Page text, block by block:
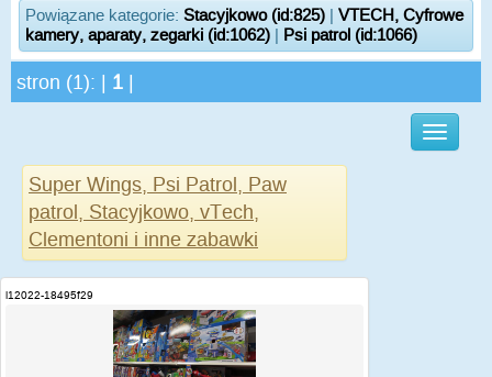
Powiązane kategorie: Stacyjkowo (id:825) | VTECH, Cyfrowe
kamery, aparaty, zegarki (id:1062) | Psi patrol (id:1066)
stron (1): | 1
Super Wings, Psi Patrol, Paw
patrol, Stacyjkowo, vTech,
Clementoni i inne zabawki
i12022-18495f29